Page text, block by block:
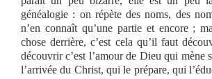
généalogie : on répète des noms, des
n’en connaît qu’une partie et encore ;
chose derrière, c’est cela qu’il faut
découvrir c’est l’amour de Dieu qui mène
l’arrivée du Christ, qui le prépare, qui